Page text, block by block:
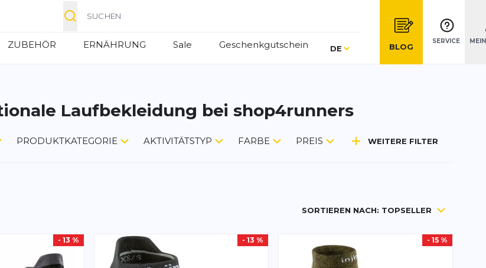
ZUBEHÖR ERNÄHRUNG Sale Geschenkgutschein Sprache
DE BLOG
SERVICE
Laufbekleidung bei shop4runners
PRODUKTKATEGORIE AKTIVITÄTSTYP FARBE PREIS WEITERE FILTER
SORTIEREN NACH: TOPSELLER
- 13 % - 13 % - 15 %